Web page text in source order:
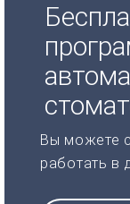
Вы можете
работать в